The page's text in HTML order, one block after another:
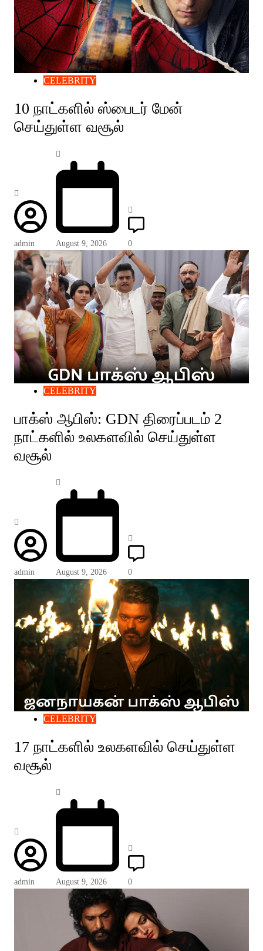
CELEBRITY
10 நாட்களில் ஸ்பைடர் மேன்
செய்துள்ள வசூல்
admin August 9, 2026 0
CELEBRITY
பாக்ஸ் ஆபிஸ்: GDN திரைப்படம் 2
நாட்களில் உலகளவில் செய்துள்ள
வசூல்
admin August 9, 2026 0
CELEBRITY
17 நாட்களில் உலகளவில் செய்துள்ள
வசூல்
admin August 9, 2026 0